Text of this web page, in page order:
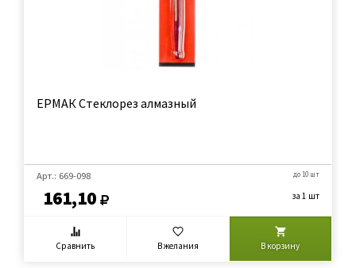
ЕРМАК Стеклорез алмазный
Арт.: 669-098
161,10
до 10 шт
за 1 шт
Сравнить В желания В корзину